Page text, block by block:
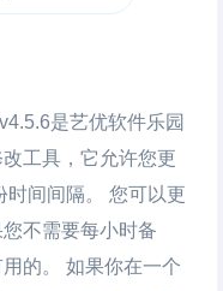
v4.5.6是艺优软件乐园
工具，它允许您更
时间间隔。 您可以更
不需要每小时备
的。 如果你在一个